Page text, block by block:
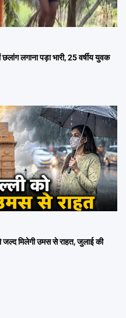
लगाना पड़ा भारी, 25 वर्षीय युवक
मिलेगी उमस से राहत, जुलाई की